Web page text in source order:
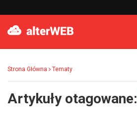
Strona Główna Tematy
Artykuły otagowane: